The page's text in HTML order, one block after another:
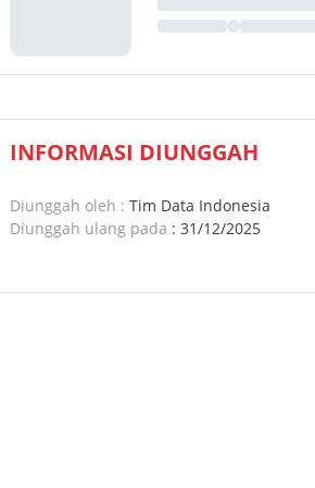
INFORMASI DIUNGGAH
Diunggah oleh : Tim Data Indonesia
Diunggah ulang pada : 31/12/2025